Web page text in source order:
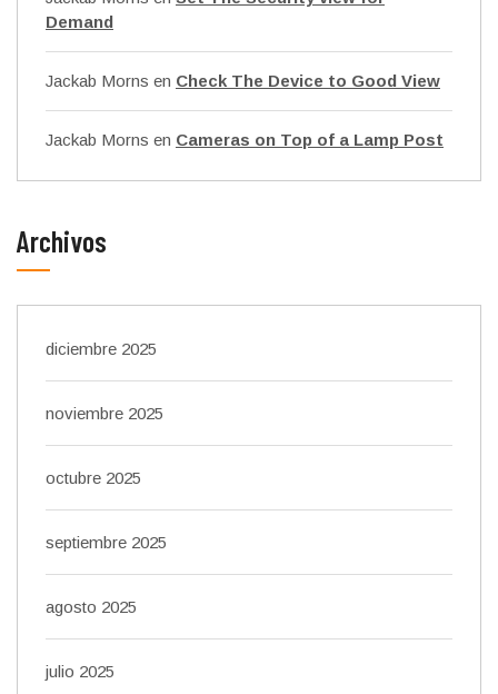
Demand
Jackab Morns en Check The Device to Good View
Jackab Morns en Cameras on Top of a Lamp Post
Archivos
diciembre 2025
noviembre 2025
octubre 2025
septiembre 2025
agosto 2025
julio 2025